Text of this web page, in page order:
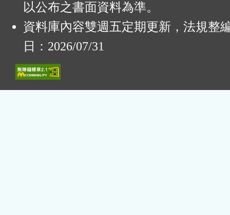
以公布之書面資料為準。
資料庫內容雙週五定期更新，法規整
日：2026/07/31